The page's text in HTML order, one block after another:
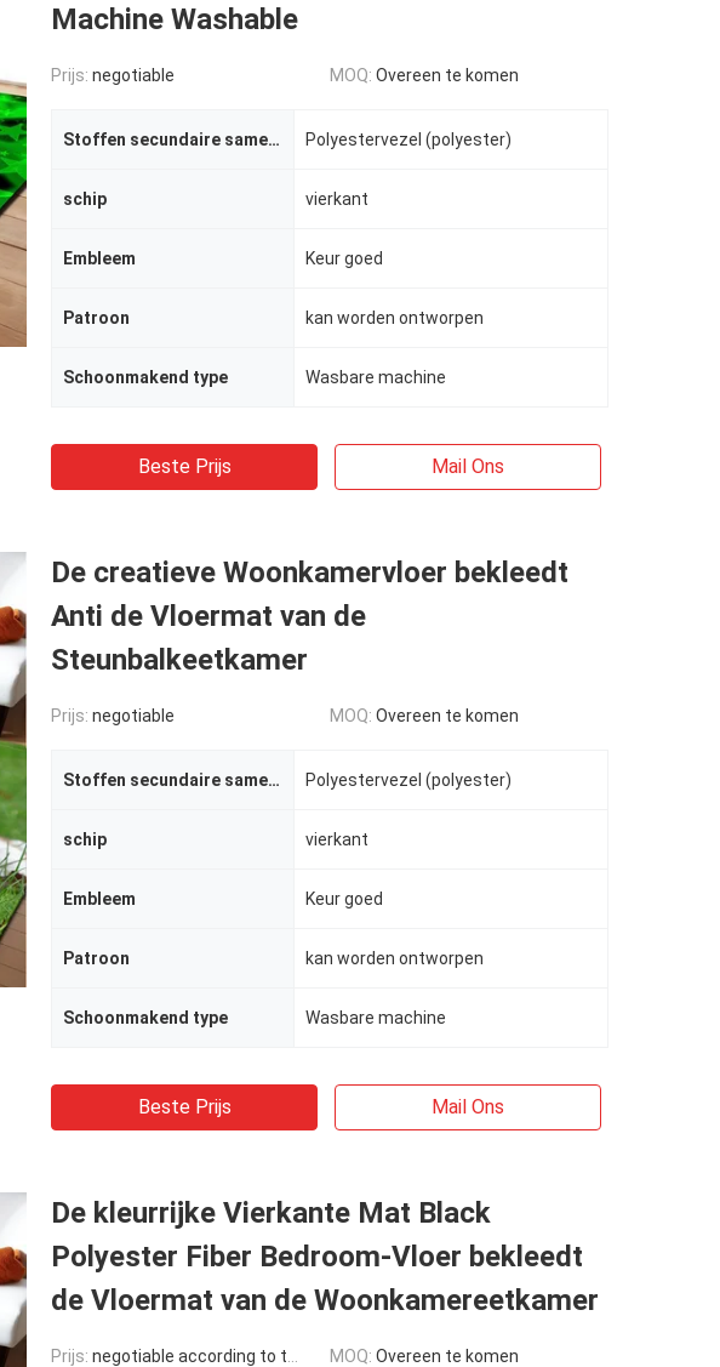
Machine Washable
Prijs: negotiable MOQ: Overeen te komen
Stoffen secundaire samenstelling Polyestervezel (polyester)
schip vierkant
Embleem Keur goed
Patroon kan worden ontworpen
Schoonmakend type Wasbare machine
Beste Prijs Mail Ons
De creatieve Woonkamervloer bekleedt
Anti de Vloermat van de
Steunbalkeetkamer
Prijs: negotiable MOQ: Overeen te komen
Stoffen secundaire samenstelling Polyestervezel (polyester)
schip vierkant
Embleem Keur goed
Patroon kan worden ontworpen
Schoonmakend type Wasbare machine
Beste Prijs Mail Ons
De kleurrijke Vierkante Mat Black
Polyester Fiber Bedroom-Vloer bekleedt
de Vloermat van de Woonkamereetkamer
Prijs: negotiable according to the quantity MOQ: Overeen te komen